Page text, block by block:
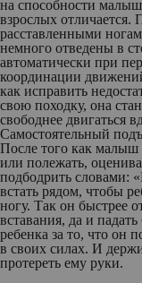
на способности
взрослых отличается.
расставленными
немного отведены в
автоматически при
координации
как исправить
свою походку, она
свободнее двигаться
Самостоятельный
После того как малыш
или полежать,
подбодрить словами:
встать рядом, чтобы
ногу. Так он быстрее
вставания, да и
ребенка за то, что он
в своих силах. И
протереть ему руки.